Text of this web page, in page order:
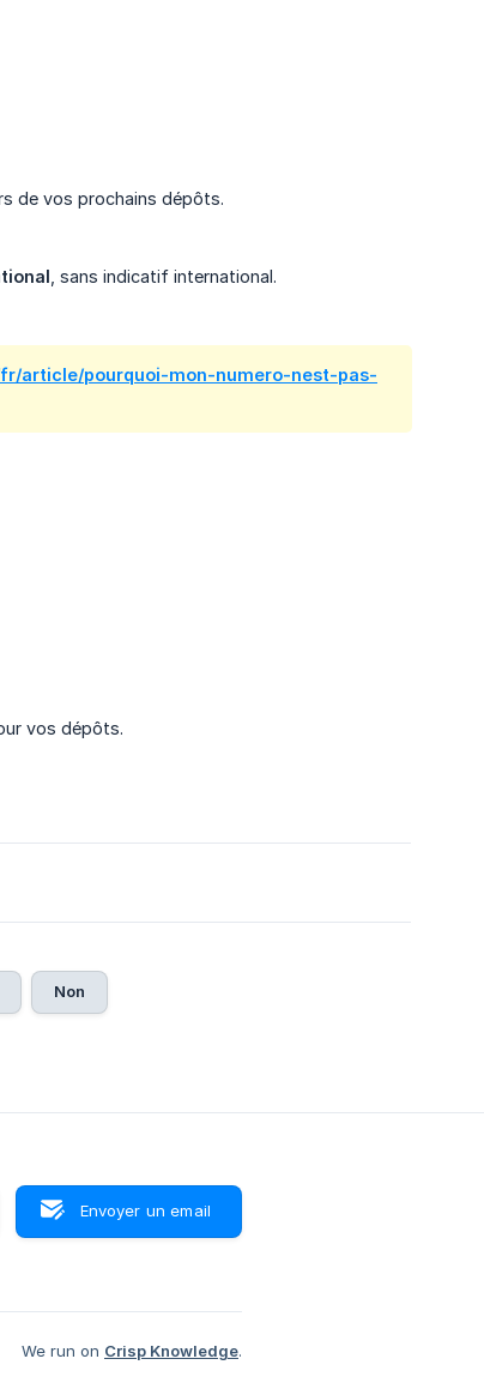
de vos prochains dépôts.
, sans indicatif international.
article/pourquoi-mon-numero-nest-pas-
vos dépôts.
Non
Envoyer un email
We run on Crisp Knowledge.